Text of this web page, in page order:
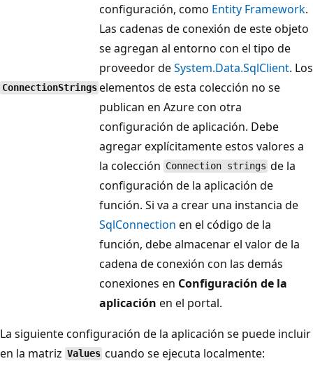
ConnectionStrings
configuración, como Entity Framework.
Las cadenas de conexión de este objeto
se agregan al entorno con el tipo de
proveedor deSystem.Data.SqlClient. Los
elementos de esta colección no se
publican en Azure con otra
configuración de aplicación. Debe
agregar explícitamente estos valores a
la colección Connection strings de la
configuración de la aplicación de
función. Si va a crear una instancia de
SqlConnection en el código de la
función, debe almacenar el valor de la
cadena de conexión con las demás
conexiones en Configuración de la
aplicación en el portal.
La siguiente configuración de la aplicación se puede incluir
en la matriz Values cuando se ejecuta localmente: